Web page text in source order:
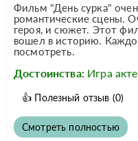
Фильм "День сурка"
романтические сцены.
героя, и сюжет. Этот
вошел в историю.
посмотреть.
Достоинства: Игра
👍 Полезный отзыв (0)
Смотреть полностью